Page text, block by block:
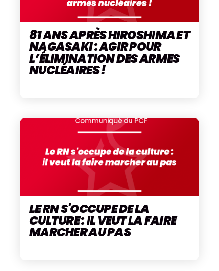
81 ANS APRÈS HIROSHIMA ET
NAGASAKI : AGIR POUR
L’ÉLIMINATION DES ARMES
NUCLÉAIRES !
LE RN S'OCCUPE DE LA
CULTURE : IL VEUT LA FAIRE
MARCHER AU PAS